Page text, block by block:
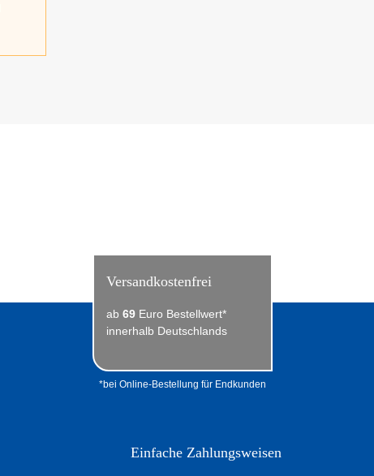
Versandkostenfrei
ab 69 Euro Bestellwert*
innerhalb Deutschlands
*bei Online-Bestellung für Endkunden
Einfache Zahlungsweisen